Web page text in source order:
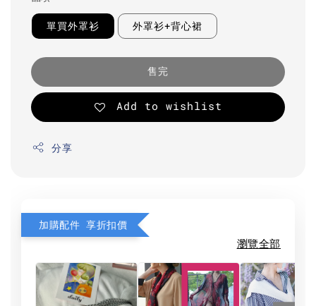
單買外罩衫 外罩衫+背心裙
售完
Add to wishlist
分享
加購配件 享折扣價
瀏覽全部